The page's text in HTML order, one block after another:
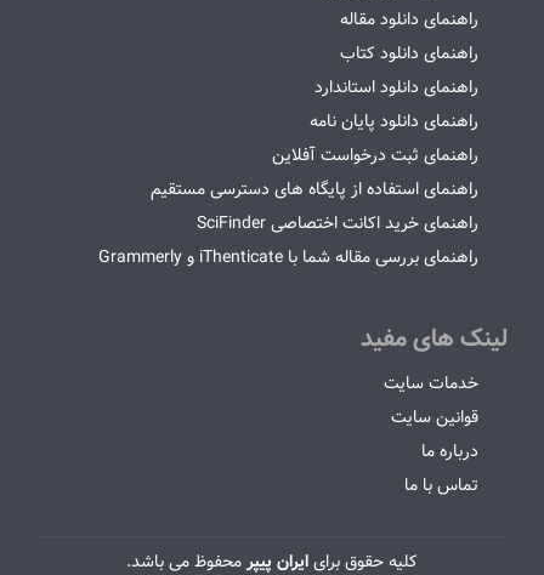
راهنمای دانلود مقاله
راهنمای دانلود کتاب
راهنمای دانلود استاندارد
راهنمای دانلود پایان نامه
راهنمای ثبت درخواست آفلاین
راهنمای استفاده از پایگاه های دسترسی مستقیم
راهنمای خرید اکانت اختصاصی SciFinder
راهنمای بررسی مقاله شما با iThenticate و Grammerly
لینک های مفید
خدمات سایت
قوانین سایت
درباره ما
تماس با ما
کلیه حقوق برایایران پیپرمحفوظ می باشد.